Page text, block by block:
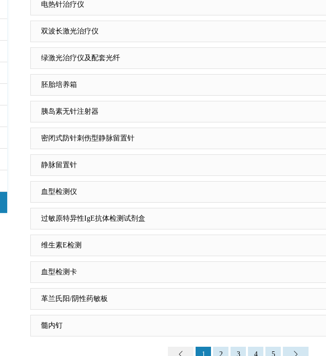
电热针治疗仪
双波长激光治疗仪
绿激光治疗仪及配套光纤
胚胎培养箱
胰岛素无针注射器
密闭式防针刺伤型静脉留置针
静脉留置针
血型检测仪
过敏原特异性IgE抗体检测试剂盒
维生素E检测
血型检测卡
革兰氏阳/阴性药敏板
髓内钉
1 2 3 4 5